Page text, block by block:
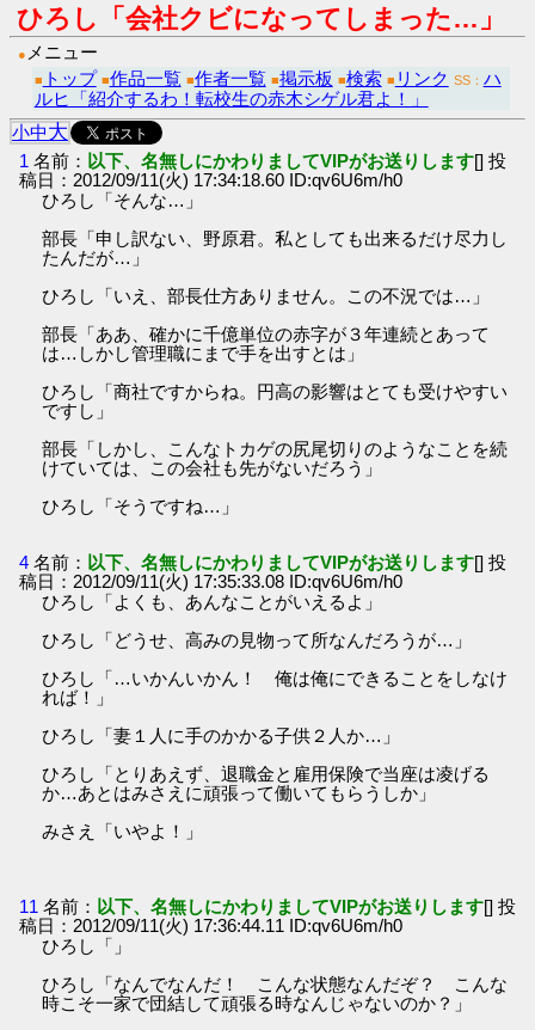
ひろし「会社クビになってしまった…」
● メニュー
■ トップ ■作品一覧 ■作者一覧 ■掲示板 ■検索 ■ リンク SS： ハ
ルヒ「紹介するわ！転校生の赤木シゲル君よ！」
小中大
1 名前： 以下、名無しにかわりましてVIPがお送りします[] 投
稿日：2012/09/11(火) 17:34:18.60 ID:qv6U6m/h0
ひろし「そんな…」
部長「申し訳ない、野原君。私としても出来るだけ尽力し
たんだが…」
ひろし「いえ、部長仕方ありません。この不況では…」
部長「ああ、確かに千億単位の赤字が３年連続とあって
は…しかし管理職にまで手を出すとは」
ひろし「商社ですからね。円高の影響はとても受けやすい
ですし」
部長「しかし、こんなトカゲの尻尾切りのようなことを続
けていては、この会社も先がないだろう」
ひろし「そうですね…」
4 名前： 以下、名無しにかわりましてVIPがお送りします[] 投
稿日：2012/09/11(火) 17:35:33.08 ID:qv6U6m/h0
ひろし「よくも、あんなことがいえるよ」
ひろし「どうせ、高みの見物って所なんだろうが…」
ひろし「…いかんいかん！ 俺は俺にできることをしなけ
れば！」
ひろし「妻１人に手のかかる子供２人か…」
ひろし「とりあえず、退職金と雇用保険で当座は凌げる
か…あとはみさえに頑張って働いてもらうしか」
みさえ「いやよ！」
11 名前： 以下、名無しにかわりましてVIPがお送りします[] 投
稿日：2012/09/11(火) 17:36:44.11 ID:qv6U6m/h0
ひろし「」
ひろし「なんでなんだ！ こんな状態なんだぞ？ こんな
時こそ一家で団結して頑張る時なんじゃないのか？」